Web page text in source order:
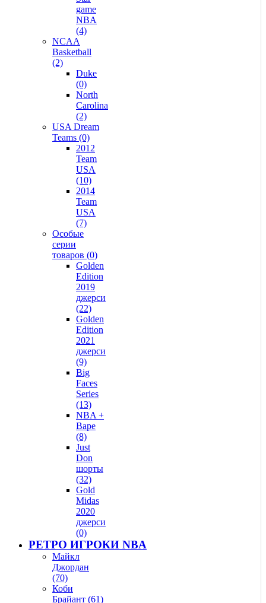
game
NBA
(4)
NCAA
Basketball
(2)
Duke
(0)
North
Carolina
(2)
USA Dream
Teams (0)
2012
Team
USA
(10)
2014
Team
USA
(7)
Особые
серии
товаров (0)
Golden
Edition
2019
джерси
(22)
Golden
Edition
2021
джерси
(9)
Big
Faces
Series
(13)
NBA +
Bape
(8)
Just
Don
шорты
(32)
Gold
Midas
2020
джерси
(0)
РЕТРО ИГРОКИ NBA
Майкл
Джордан
(70)
Коби
Брайант (61)